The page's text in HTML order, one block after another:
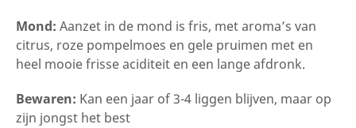
Mond: Aanzet in de mond is fris, met aroma’s van
citrus, roze pompelmoes en gele pruimen met en
heel mooie frisse aciditeit en een lange afdronk.
Bewaren: Kan een jaar of 3-4 liggen blijven, maar op
zijn jongst het best